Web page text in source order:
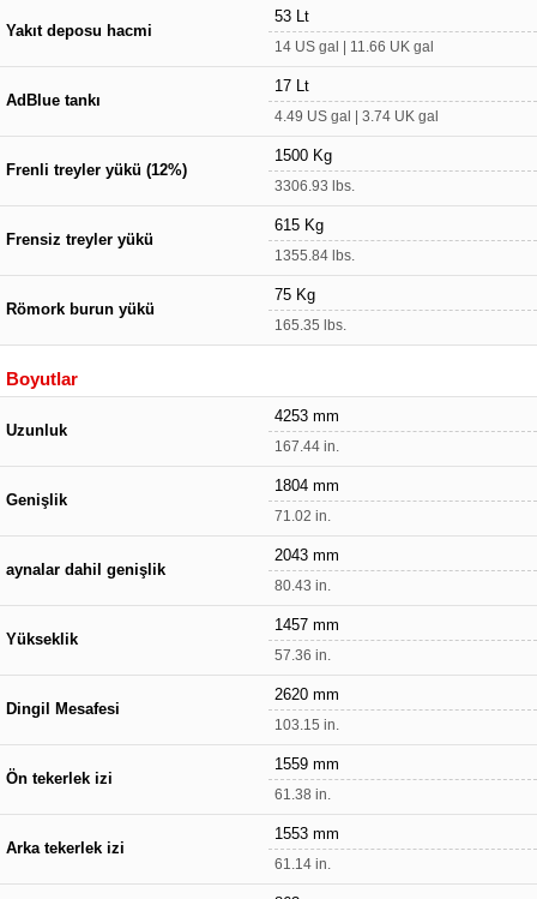
Yakıt deposu hacmi
53 Lt
14 US gal | 11.66 UK gal
AdBlue tankı
17 Lt
4.49 US gal | 3.74 UK gal
Frenli treyler yükü (12%)
1500 Kg
3306.93 lbs.
Frensiz treyler yükü
615 Kg
1355.84 lbs.
Römork burun yükü
75 Kg
165.35 lbs.
Boyutlar
Uzunluk
4253 mm
167.44 in.
Genişlik
1804 mm
71.02 in.
aynalar dahil genişlik
2043 mm
80.43 in.
Yükseklik
1457 mm
57.36 in.
Dingil Mesafesi
2620 mm
103.15 in.
Ön tekerlek izi
1559 mm
61.38 in.
Arka tekerlek izi
1553 mm
61.14 in.